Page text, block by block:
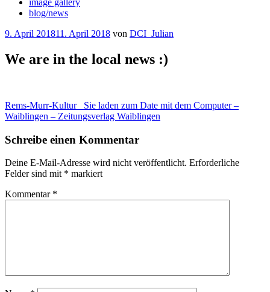
image gallery
blog/news
Veröffentlicht
9. April 201811. April 2018 von DCI_Julian
We are in the local news :)
Rems-Murr-Kultur_ Sie laden zum Date mit dem Computer –
Waiblingen – Zeitungsverlag Waiblingen
Schreibe einen Kommentar
Deine E-Mail-Adresse wird nicht veröffentlicht. Erforderliche
Felder sind mit * markiert
Kommentar *